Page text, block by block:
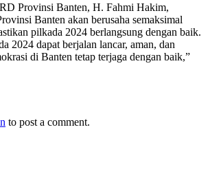
Provinsi Banten, H. Fahmi Hakim,
Banten akan berusaha semaksimal
pilkada 2024 berlangsung dengan baik.
2024 dapat berjalan lancar, aman, dan
di Banten tetap terjaga dengan baik,”
to post a comment.